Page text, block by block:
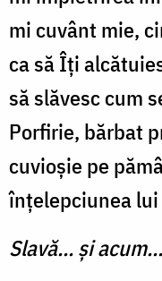
mi cuvânt mie,
ca să Îți
să slăvesc cum
Porfirie, bărbat
cuvioșie pe
înțelepciunea
Slavă... și acum...